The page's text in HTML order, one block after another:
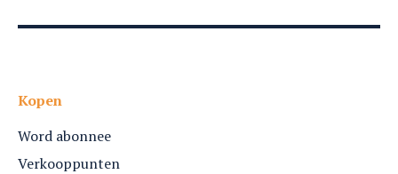
Kopen
Word abonnee
Verkooppunten